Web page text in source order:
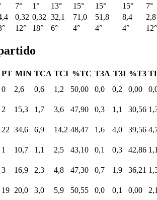
7° 1° 13° 15° 15° 15°
7°
0,32 0,32 32,1 71,0 51,8 8,4
2,8
12° 18° 6° 4° 4° 4° 12°
PT MIN TCA TCI %TC T3A T3I %T3
0 2,6 0,6 1,2 50,00 0,0 0,2 0,00
2 15,3 1,7 3,6 47,90 0,3 1,1 30,56
22 34,6 6,9 14,2 48,47 1,6 4,0 39,56
1 10,7 1,1 2,5 43,10 0,1 0,3 42,86
3 16,9 2,3 4,8 47,30 0,7 1,9 36,21
19 20,0 3,0 5,9 50,55 0,0 0,1 0,00